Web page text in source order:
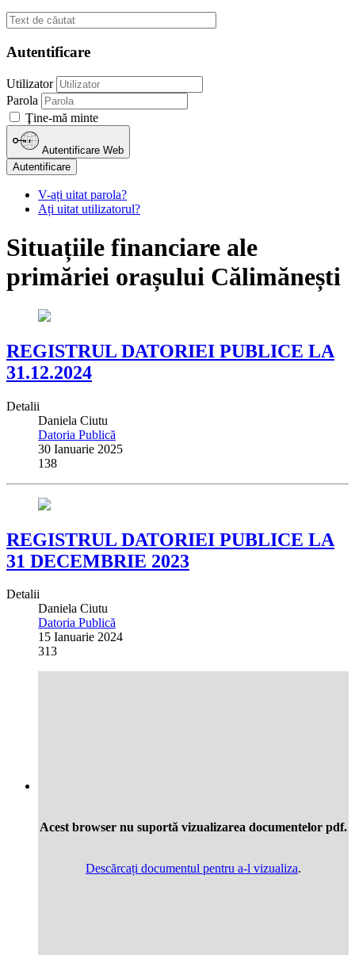
Autentificare
Utilizator
Parola
Ţine-mă minte
Autentificare Web
Autentificare
V-ați uitat parola?
Ați uitat utilizatorul?
Situațiile financiare ale
primăriei orașului Călimănești
REGISTRUL DATORIEI PUBLICE LA
31.12.2024
Detalii
Daniela Ciutu
Datoria Publică
30 Ianuarie 2025
138
REGISTRUL DATORIEI PUBLICE LA
31 DECEMBRIE 2023
Detalii
Daniela Ciutu
Datoria Publică
15 Ianuarie 2024
313
Acest browser nu suportă vizualizarea documentelor pdf.
Descărcați documentul pentru a-l vizualiza.